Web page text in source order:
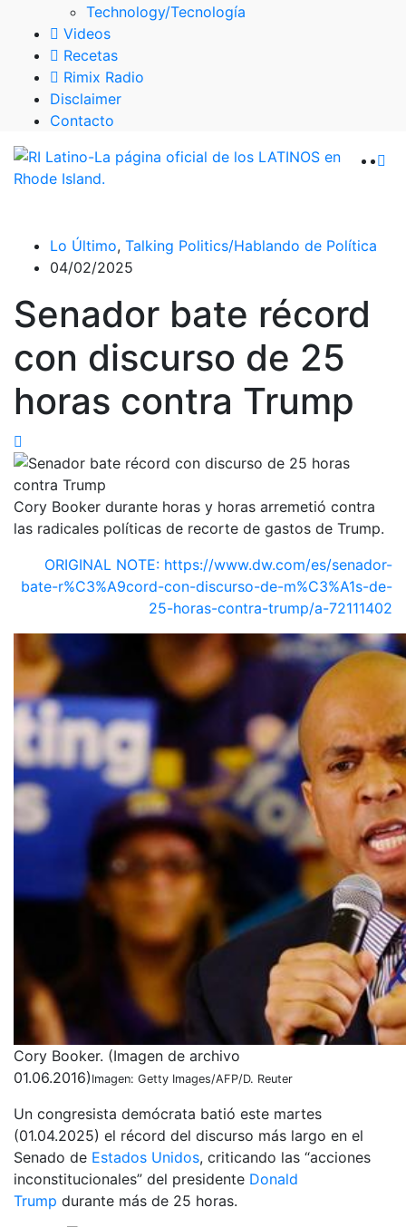
Technology/Tecnología
Videos
Recetas
Rimix Radio
Disclaimer
Contacto
Lo Último, Talking Politics/Hablando de Política
04/02/2025
Senador bate récord
con discurso de 25
horas contra Trump
Cory Booker durante horas y horas arremetió contra
las radicales políticas de recorte de gastos de Trump.
ORIGINAL NOTE: https://www.dw.com/es/senador-
bate-r%C3%A9cord-con-discurso-de-m%C3%A1s-de-
25-horas-contra-trump/a-72111402
Cory Booker. (Imagen de archivo
01.06.2016) Imagen: Getty Images/AFP/D. Reuter
Un congresista demócrata batió este martes
(01.04.2025) el récord del discurso más largo en el
Senado de Estados Unidos, criticando las “acciones
inconstitucionales” del presidente Donald
Trump durante más de 25 horas.